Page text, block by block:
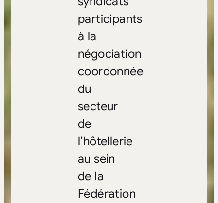
participants
à la
négociation
coordonnée
du
secteur
de
l’hôtellerie
au sein
de la
Fédération